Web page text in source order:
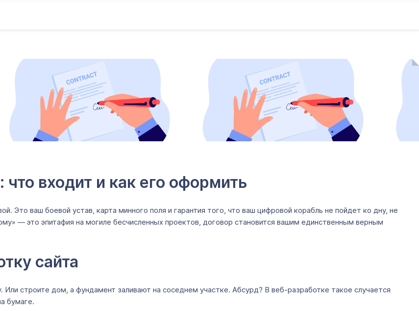
что входит и как его оформить
Это ваш боевой устав, карта минного поля и гарантия того, что ваш цифровой корабль не пойдет ко дну, не
— это эпитафия на могиле бесчисленных проектов, договор становится вашим единственным верным
сайта
Или строите дом, а фундамент заливают на соседнем участке. Абсурд? В веб-разработке такое случается
бумаге.